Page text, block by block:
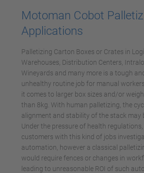
Motoman Cobot
Applications
Palletizing Carton Boxes or Crates in
Warehouses, Distribution Centers,
Wineyards and many more is a tough
unhealthy routine job for manual
it comes to larger box sizes and/or
than 8kg. With human palletizing, the
alignment and stability of the stack may
Under the pressure of health
customers with this kind of jobs
automation, however a classical
would require fences or changes in
leading to unreasonable ROI of such